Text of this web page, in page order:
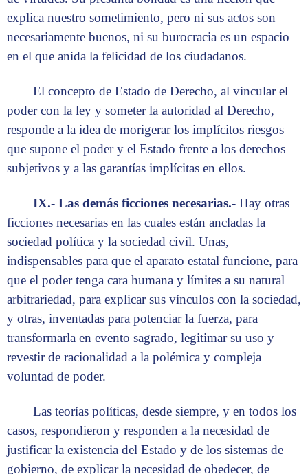
explica nuestro sometimiento, pero ni sus actos son
necesariamente buenos, ni su burocracia es un espacio
en el que anida la felicidad de los ciudadanos.
El concepto de Estado de Derecho, al vincular el
poder con la ley y someter la autoridad al Derecho,
responde a la idea de morigerar los implícitos riesgos
que supone el poder y el Estado frente a los derechos
subjetivos y a las garantías implícitas en ellos.
IX.- Las demás ficciones necesarias.-Hay otras
ficciones necesarias en las cuales están ancladas la
sociedad política y la sociedad civil. Unas,
indispensables para que el aparato estatal funcione, para
que el poder tenga cara humana y límites a su natural
arbitrariedad, para explicar sus vínculos con la sociedad,
y otras, inventadas para potenciar la fuerza, para
transformarla en evento sagrado, legitimar su uso y
revestir de racionalidad a la polémica y compleja
voluntad de poder.
Las teorías políticas, desde siempre, y en todos los
casos, respondieron y responden a la necesidad de
justificar la existencia del Estado y de los sistemas de
gobierno, de explicar la necesidad de obedecer, de